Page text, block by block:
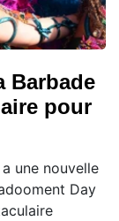
Barbade
pour
une nouvelle
Day